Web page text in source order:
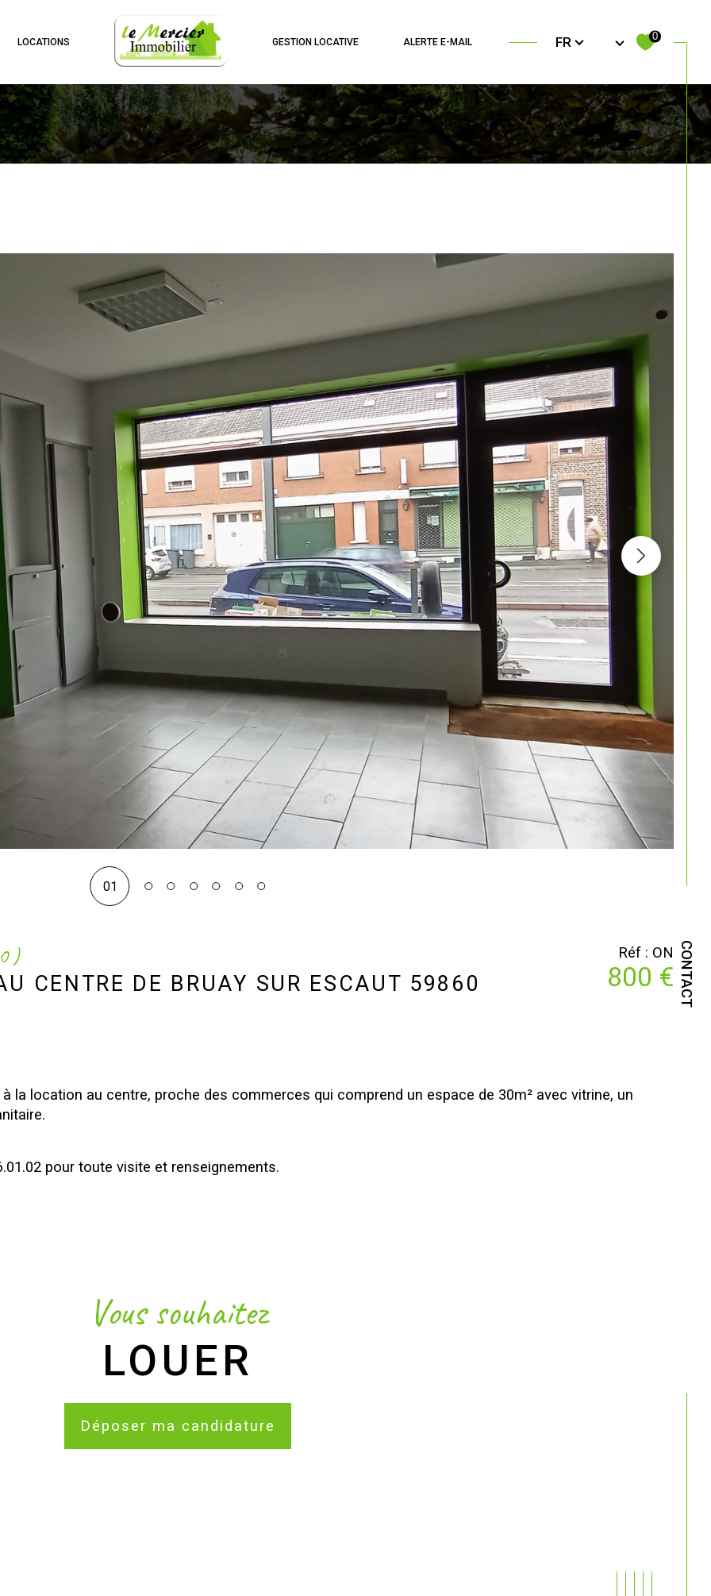
LOCATIONS GESTION LOCATIVE ALERTE E-MAIL Langue
FR 0
CONTACT
01
CENTRE DE BRUAY SUR ESCAUT 59860
Réf : ON
800 €
location au centre, proche des commerces qui comprend un espace de 30m² avec vitrine, un
pour toute visite et renseignements.
Vous souhaitez
LOUER
Déposer ma candidature